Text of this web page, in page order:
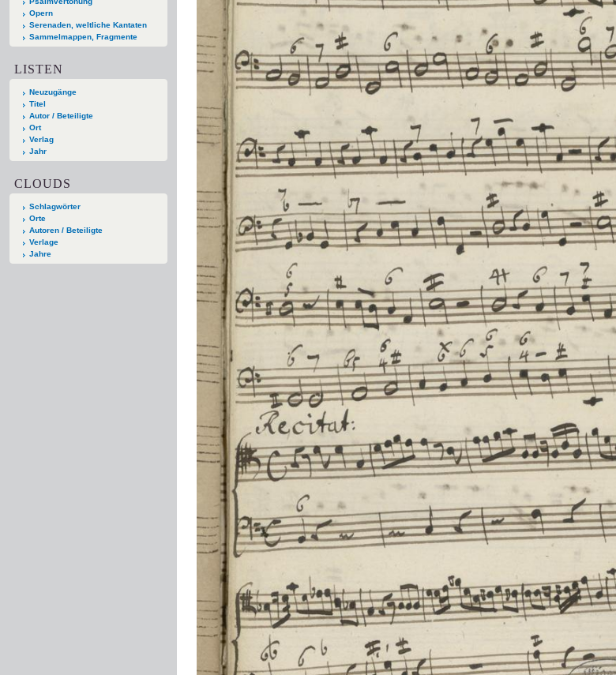
Opern
Serenaden, weltliche Kantaten
Sammelmappen, Fragmente
LISTEN
Neuzugänge
Titel
Autor / Beteiligte
Ort
Verlag
Jahr
CLOUDS
Schlagwörter
Orte
Autoren / Beteiligte
Verlage
Jahre